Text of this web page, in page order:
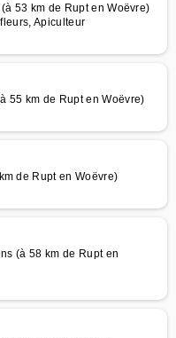
53 km de Rupt en Woëvre)
Apiculteur
55 km de Rupt en Woëvre)
de Rupt en Woëvre)
(à 58 km de Rupt en